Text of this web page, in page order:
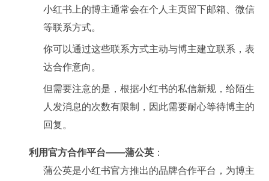
小红书上的博主通常会在个人主页留下邮箱、微信
等联系方式。
你可以通过这些联系方式主动与博主建立联系，表
达合作意向。
但需要注意的是，根据小红书的私信新规，给陌生
人发消息的次数有限制，因此需要耐心等待博主的
回复。
利用官方合作平台——蒲公英 ：
蒲公英是小红书官方推出的品牌合作平台，为博主